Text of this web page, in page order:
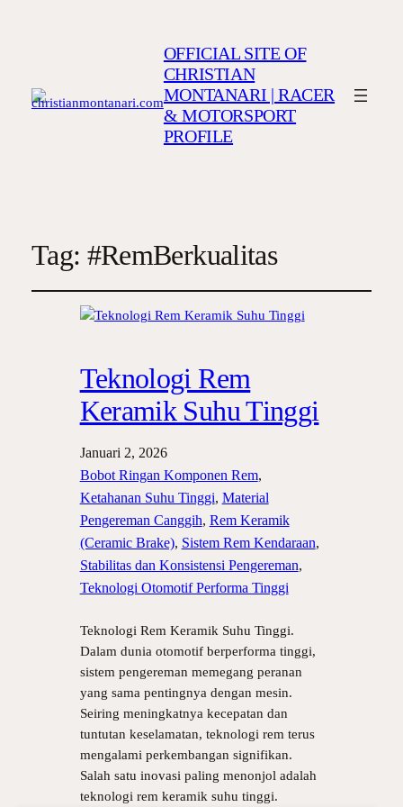
OFFICIAL SITE OF
CHRISTIAN
MONTANARI | RACER
& MOTORSPORT
PROFILE
Tag: #RemBerkualitas
Teknologi Rem
Keramik Suhu Tinggi
Januari 2, 2026
Bobot Ringan Komponen Rem
Ketahanan Suhu Tinggi, Material
Pengereman Canggih, Rem Keramik
(Ceramic Brake), Sistem Rem Kendaraan
Stabilitas dan Konsistensi Pengereman
Teknologi Otomotif Performa Tinggi
Teknologi Rem Keramik Suhu Tinggi.
Dalam dunia otomotif berperforma tinggi,
sistem pengereman memegang peranan
yang sama pentingnya dengan mesin.
Seiring meningkatnya kecepatan dan
tuntutan keselamatan, teknologi rem terus
mengalami perkembangan signifikan.
Salah satu inovasi paling menonjol adalah
teknologi rem keramik suhu tinggi.